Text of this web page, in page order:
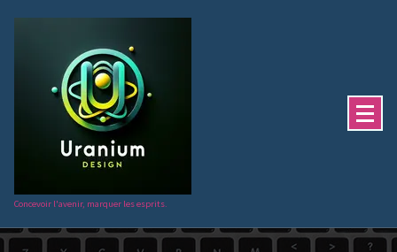
Concevoir l'avenir, marquer les esprits.